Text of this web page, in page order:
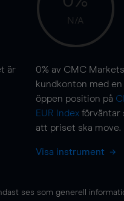
är
N/A
0% av CMC Markets
kundkonton med en
öppen position på
EUR Indexförväntar
att priset ska move.
Visa instrument
ses som generell